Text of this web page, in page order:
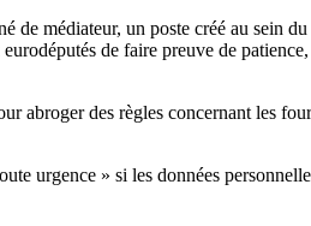
médiateur, un poste créé au sein
de faire preuve de
abroger des règles concernant les
urgence » si les données